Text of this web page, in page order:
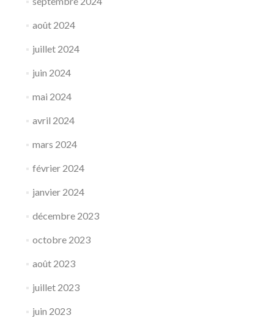
août 2024
juillet 2024
juin 2024
mai 2024
avril 2024
mars 2024
février 2024
janvier 2024
décembre 2023
octobre 2023
août 2023
juillet 2023
juin 2023